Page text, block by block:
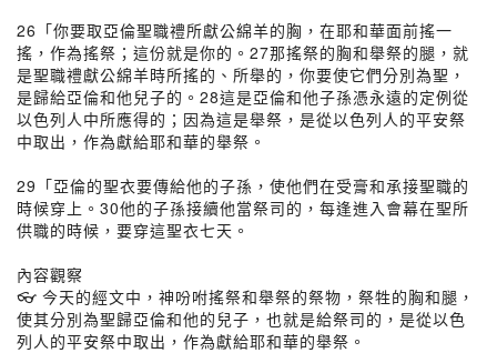
26「你要取亞倫聖職禮所獻公綿羊的胸，在耶和華面前搖一
搖，作為搖祭；這份就是你的。27那搖祭的胸和舉祭的腿，就
是聖職禮獻公綿羊時所搖的、所舉的，你要使它們分別為聖，
是歸給亞倫和他兒子的。28這是亞倫和他子孫憑永遠的定例從
以色列人中所應得的；因為這是舉祭，是從以色列人的平安祭
中取出，作為獻給耶和華的舉祭。
29「亞倫的聖衣要傳給他的子孫，使他們在受膏和承接聖職的
時候穿上。30他的子孫接續他當祭司的，每逢進入會幕在聖所
供職的時候，要穿這聖衣七天。
內容觀察
👓 今天的經文中，神吩咐搖祭和舉祭的祭物，祭牲的胸和腿，
使其分別為聖歸亞倫和他的兒子，也就是給祭司的，是從以色
列人的平安祭中取出，作為獻給耶和華的舉祭。